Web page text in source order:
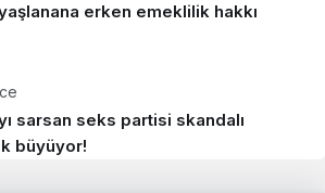
erken emeklilik hakkı
sarsan seks partisi skandalı
büyüyor!